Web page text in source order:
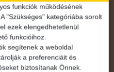
funkciók működésének
"Szükséges" kategóriába sorolt
ezek elengedhetetlenül
funkcióihoz.
segítenek a weboldal
a preferenciáit és
biztosítanak Önnek.